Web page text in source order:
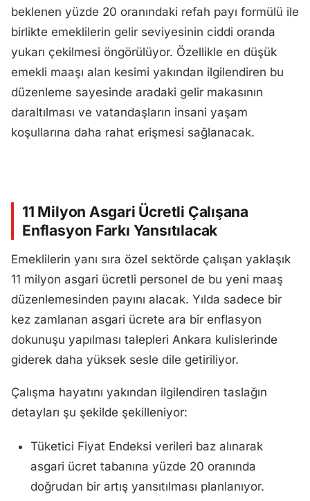
beklenen yüzde 20 oranındaki refah payı formülü ile
birlikte emeklilerin gelir seviyesinin ciddi oranda
yukarı çekilmesi öngörülüyor. Özellikle en düşük
emekli maaşı alan kesimi yakından ilgilendiren bu
düzenleme sayesinde aradaki gelir makasının
daraltılması ve vatandaşların insani yaşam
koşullarına daha rahat erişmesi sağlanacak.
11 Milyon Asgari Ücretli Çalışana
Enflasyon Farkı Yansıtılacak
Emeklilerin yanı sıra özel sektörde çalışan yaklaşık
11 milyon asgari ücretli personel de bu yeni maaş
düzenlemesinden payını alacak. Yılda sadece bir
kez zamlanan asgari ücrete ara bir enflasyon
dokunuşu yapılması talepleri Ankara kulislerinde
giderek daha yüksek sesle dile getiriliyor.
Çalışma hayatını yakından ilgilendiren taslağın
detayları şu şekilde şekilleniyor:
Tüketici Fiyat Endeksi verileri baz alınarak
asgari ücret tabanına yüzde 20 oranında
doğrudan bir artış yansıtılması planlanıyor.